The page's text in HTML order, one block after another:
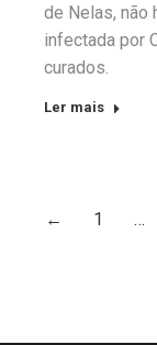
de Nelas, não
infectada por
curados.
Ler mais
← 1 …